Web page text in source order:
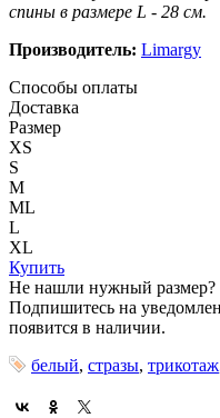
спины в размере L - 28 см.
Производитель: Limargy
Способы оплаты
Доставка
Размер
XS
S
M
ML
L
XL
Купить
Не нашли нужный размер?
Подпишитесь на
появится в наличии.
белый, стразы, трикотаж